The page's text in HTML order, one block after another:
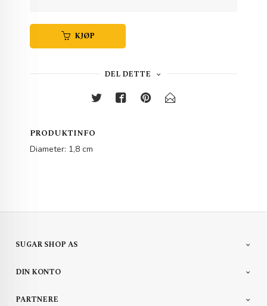
KJØP
DEL DETTE
PRODUKTINFO
Diameter: 1,8 cm
SUGAR SHOP AS
DIN KONTO
PARTNERE